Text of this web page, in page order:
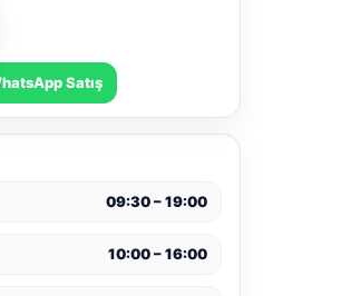
Satış
09:30 – 19:00
10:00 – 16:00